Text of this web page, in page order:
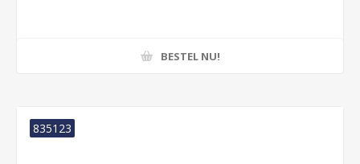
BESTEL NU!
835123